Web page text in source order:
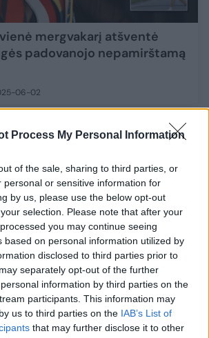
Process My Personal Information
of the sale, sharing to third parties, or
personal or sensitive information for
by us, please use the below opt-out
selection. Please note that after your
you may continue seeing
based on personal information utilized by
disclosed to third parties prior to
separately opt-out of the further
information by third parties on the
participants. This information may
us to third parties on the IAB’s List of
that may further disclose it to other
mergvakarį atšventė
padovanojo nepamirštamą
06-02
su garsiomis